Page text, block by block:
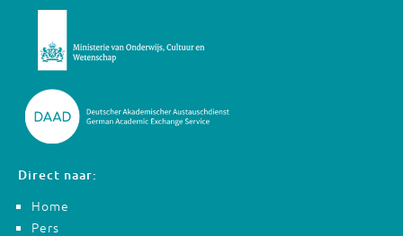
Direct naar:
Home
Pers